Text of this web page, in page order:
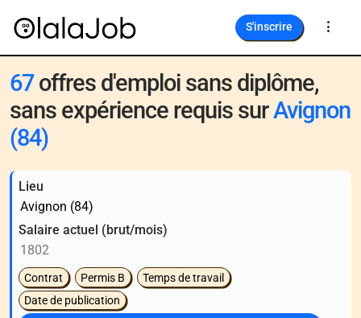
S'inscrire
67offres d'emploi sans diplôme,
sans expérience requis surAvignon
(84)
Lieu
Salaire actuel (brut/mois)
Contrat Permis B
Temps de travail
Date de publication